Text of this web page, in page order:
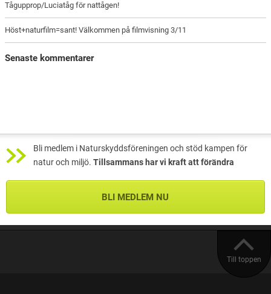
Tågupprop/Luciatåg för nattågen!
Höst+naturfilm=sant! Välkommen på filmvisning 3/11
Senaste kommentarer
Bli medlem i Naturskyddsföreningen och stöd kampen för
natur och miljö. Tillsammans har vi kraft att förändra
BLI MEDLEM NU
Till toppen